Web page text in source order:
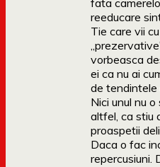
fata
reeducare
Tie care vii
vorbeasca
ei ca nu ai
de tendintele
Nici unul nu
altfel, ca stiu
proaspetii
Daca o fac
repercusiuni.